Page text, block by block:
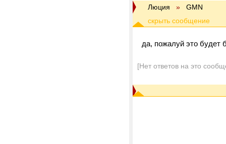
Люция » GMN
да, пожалуй это будет
[Нет ответов на это